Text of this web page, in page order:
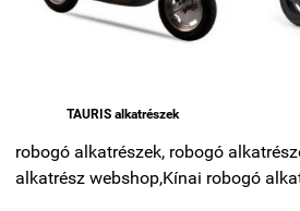
TAURIS alkatrészek
robogó alkatrészek, robogó
alkatrész webshop,Kínai robogó